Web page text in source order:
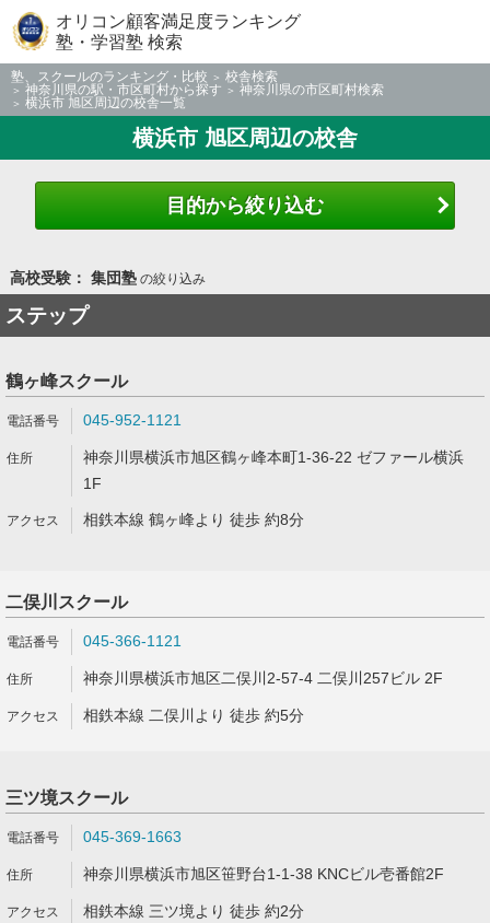
オリコン顧客満足度ランキング
塾・学習塾 検索
塾、スクールのランキング・比較
校舎検索
神奈川県の駅・市区町村から探す
神奈川県の市区町村検索
横浜市 旭区周辺の校舎一覧
横浜市 旭区周辺の校舎
目的から絞り込む
高校受験： 集団塾の絞り込み
ステップ
鶴ヶ峰スクール
045-952-1121
神奈川県横浜市旭区鶴ヶ峰本町1-36-22 ゼファール横浜
1F
相鉄本線 鶴ヶ峰より 徒歩 約8分
二俣川スクール
045-366-1121
神奈川県横浜市旭区二俣川2-57-4 二俣川257ビル 2F
相鉄本線 二俣川より 徒歩 約5分
三ツ境スクール
045-369-1663
神奈川県横浜市旭区笹野台1-1-38 KNCビル壱番館2F
相鉄本線 三ツ境より 徒歩 約2分